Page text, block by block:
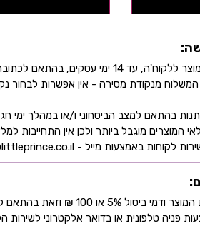
המשלוח מנקודת מסירה - אין אפשרות
₪ וזאת בהתאם לחוק הגנת הצרכן
פניה טלפונית או בדואר אלקטרוני לשירות